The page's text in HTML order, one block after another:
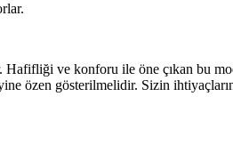
ve konforu ile öne çıkan bu
özen gösterilmelidir. Sizin